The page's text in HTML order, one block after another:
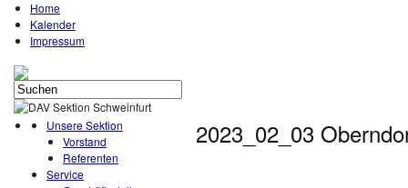
Home
Kalender
Impressum
Unsere Sektion
Vorstand
Referenten
Service
2023_02_03